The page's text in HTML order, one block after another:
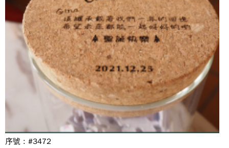
序號 : #3472